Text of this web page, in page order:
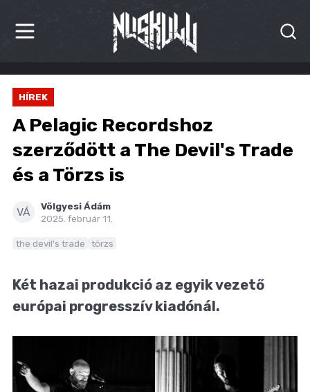
HÍREK
KRITIKÁK
BESZÁMOLÓK
INTERJÚK
PREMIEREK
BLOG
HÍREK
A Pelagic Recordshoz
szerződött a The Devil's Trade
és a Törzs is
VÁ
Völgyesi Ádám
2025. február 11.
the devil's trade törzs
Két hazai produkció az egyik vezető
európai progresszív kiadónál.